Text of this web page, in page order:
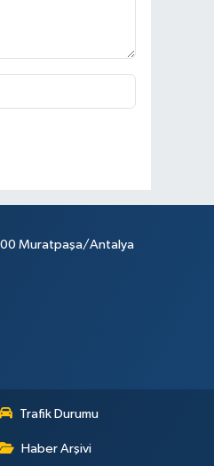
Muratpaşa/Antalya
Trafik Durumu
Haber Arşivi